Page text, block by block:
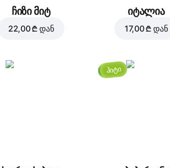
ჩიზი მიტ
22,00 ₾ დან
იტალია
17,00 ₾ დან
ჰიტი